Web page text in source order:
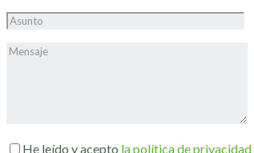
He leído y acepto la política de privacidad